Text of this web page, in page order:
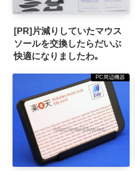
[PR]片減りしていたマウス
ソールを交換したらだいぶ
快適になりましたわ｡
PC周辺機器